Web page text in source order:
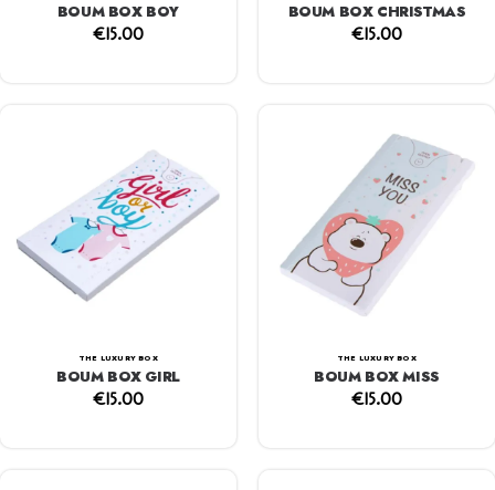
BOUM BOX BOY
€15.00
BOUM BOX CHRISTMAS
€15.00
THE LUXURY BOX
BOUM BOX GIRL
€15.00
THE LUXURY BOX
BOUM BOX MISS
€15.00